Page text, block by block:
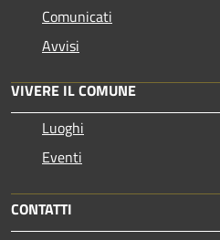
Comunicati
Avvisi
VIVERE IL COMUNE
Luoghi
Eventi
CONTATTI